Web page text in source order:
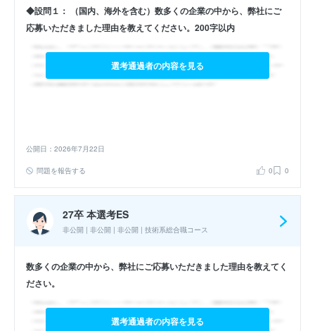
◆設問１： （国内、海外を含む）数多くの企業の中から、弊社にご
応募いただきました理由を教えてください。200字以内
選考通過者の内容を見る
公開日：2026年7月22日
問題を報告する 0 0
27卒 本選考ES
非公開 | 非公開 | 非公開 | 技術系総合職コース
数多くの企業の中から、弊社にご応募いただきました理由を教えてく
ださい。
選考通過者の内容を見る